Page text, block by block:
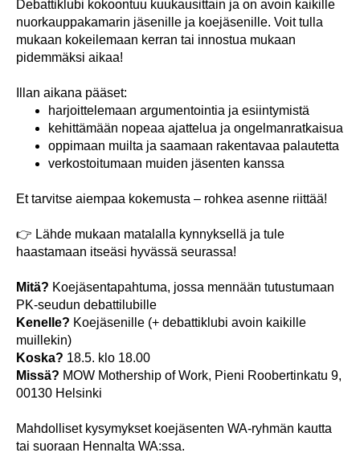
Debattiklubi kokoontuu kuukausittain ja on avoin kaikille
nuorkauppakamarin jäsenille ja koejäsenille. Voit tulla
mukaan kokeilemaan kerran tai innostua mukaan
pidemmäksi aikaa!
Illan aikana pääset:
harjoittelemaan argumentointia ja esiintymistä
kehittämään nopeaa ajattelua ja ongelmanratkaisua
oppimaan muilta ja saamaan rakentavaa palautetta
verkostoitumaan muiden jäsenten kanssa
Et tarvitse aiempaa kokemusta – rohkea asenne riittää!
👉 Lähde mukaan matalalla kynnyksellä ja tule
haastamaan itseäsi hyvässä seurassa!
Mitä? Koejäsentapahtuma, jossa mennään tutustumaan
PK-seudun debattilubille
Kenelle? Koejäsenille (+ debattiklubi avoin kaikille
muillekin)
Koska? 18.5. klo 18.00
Missä? MOW Mothership of Work, Pieni Roobertinkatu 9,
00130 Helsinki
Mahdolliset kysymykset koejäsenten WA-ryhmän kautta
tai suoraan Hennalta WA:ssa.